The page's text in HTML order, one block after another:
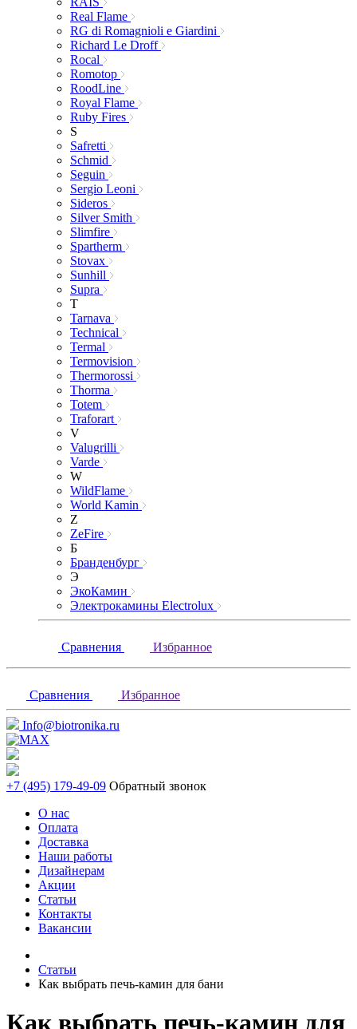
Real Flame
RG di Romagnioli e Giardini
Richard Le Droff
Rocal
Romotop
RoodLine
Royal Flame
Ruby Fires
S
Safretti
Schmid
Seguin
Sergio Leoni
Sideros
Silver Smith
Slimfire
Spartherm
Stovax
Sunhill
Supra
T
Tarnava
Technical
Termal
Termovision
Thermorossi
Thorma
Totem
Traforart
V
Valugrilli
Varde
W
WildFlame
World Kamin
Z
ZeFire
Б
Бранденбург
Э
ЭкоКамин
Электрокамины Electrolux
Сравнения Избранное
Сравнения Избранное
Info@biotronika.ru
+7 (495) 179-49-09 Обратный звонок
О нас
Оплата
Доставка
Наши работы
Дизайнерам
Акции
Статьи
Контакты
Вакансии
Статьи
Как выбрать печь-камин для бани
Как выбрать печь-камин для